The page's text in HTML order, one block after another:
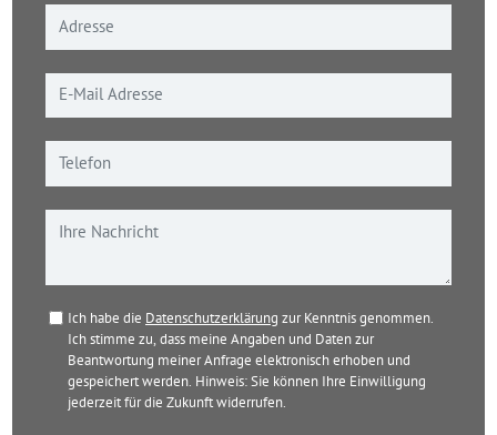
Ich habe die Datenschutzerklärung zur Kenntnis genommen.
Ich stimme zu, dass meine Angaben und Daten zur
Beantwortung meiner Anfrage elektronisch erhoben und
gespeichert werden. Hinweis: Sie können Ihre Einwilligung
jederzeit für die Zukunft widerrufen.